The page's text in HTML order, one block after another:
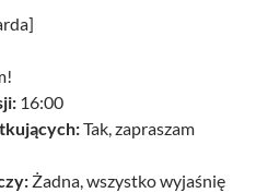
16:00
Tak, zapraszam
Żadna, wszystko wyjaśnię